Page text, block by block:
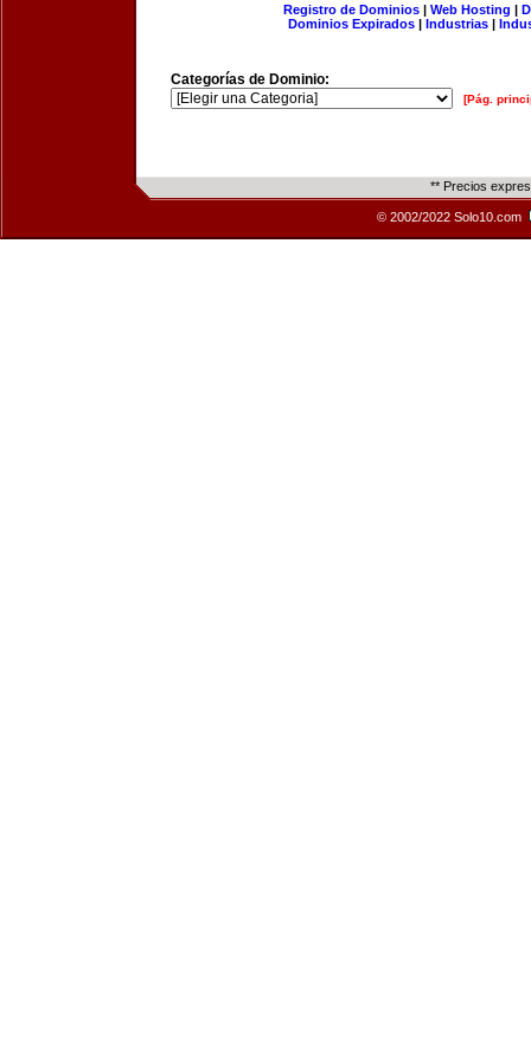
Registro de Dominios| Web Hosting |
Dominios Expirados | Industrias |
Categorías de Dominio:
[Pág.
** Precios
© 2002/2022 Solo10.com